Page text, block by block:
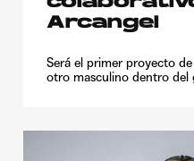
Arcangel
Será el primer proyecto
otro masculino dentro del